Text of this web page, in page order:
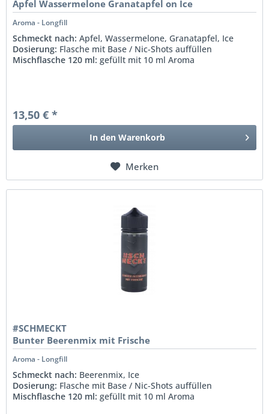
Apfel Wassermelone Granatapfel on Ice
Aroma - Longfill
Schmeckt nach: Apfel, Wassermelone, Granatapfel, Ice
Dosierung: Flasche mit Base / Nic-Shots auffüllen
Mischflasche 120 ml: gefüllt mit 10 ml Aroma
13,50 € *
In den Warenkorb
Merken
#SCHMECKT
Bunter Beerenmix mit Frische
Aroma - Longfill
Schmeckt nach: Beerenmix, Ice
Dosierung: Flasche mit Base / Nic-Shots auffüllen
Mischflasche 120 ml: gefüllt mit 10 ml Aroma